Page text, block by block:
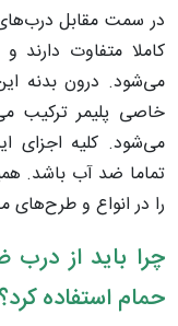
در سمت مقابل
کاملا متفاوت
می‌شود. درون بدنه
خاصی پلیمر ترکیب
می‌شود. کلیه اجزای
تماما ضد آب باشد.
را در انواع و طرح‌های
چرا باید از
حمام استفاده کرد؟